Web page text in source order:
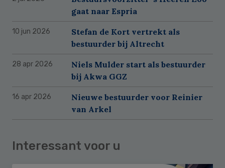
gaat naar Espria
10 jun 2026
Stefan de Kort vertrekt als
bestuurder bij Altrecht
28 apr 2026
Niels Mulder start als bestuurder
bij Akwa GGZ
16 apr 2026
Nieuwe bestuurder voor Reinier
van Arkel
Interessant voor u